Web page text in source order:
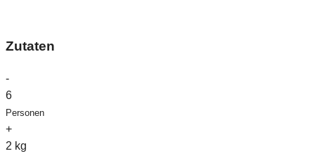
Zutaten
-
6
Personen
+
2 kg